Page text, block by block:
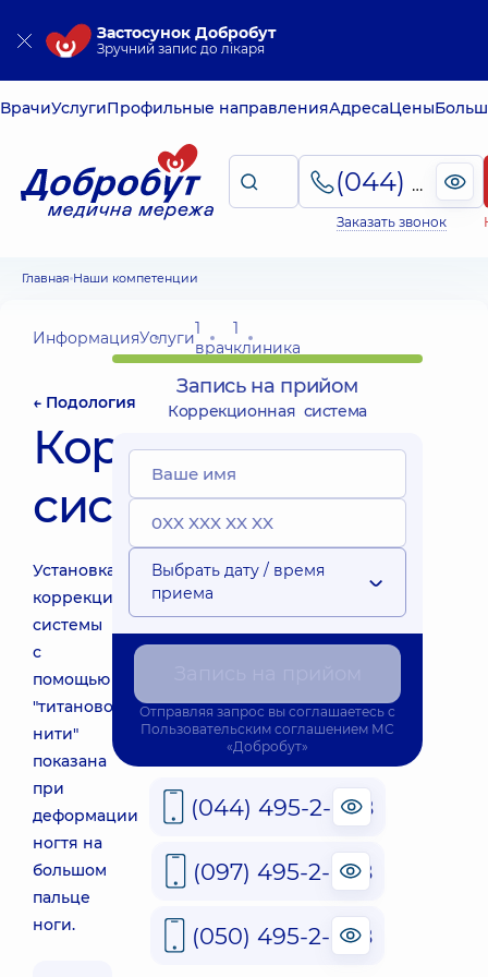
Застосунок Добробут
Зручний запис до лікаря
ВрачиУслугиПрофильные направленияАдресаЦены
(044) 495-2-888
Заказать звонок
Главная Наши компетенции
ИнформацияУслуги1
врач
1
клиника
← Подология
Коррекционная
система
Установка
коррекционной
системы
с
помощью
"титановой
нити"
показана
при
деформации
ногтя на
большом
пальце
ноги.
Запись на прийом
Коррекционная система
Выбрать дату / время
приема
Отправляя запрос вы соглашаетесь с
Пользовательским соглашением МС
«Добробут»
(044) 495-2-888
(097) 495-2-888
(050) 495-2-888